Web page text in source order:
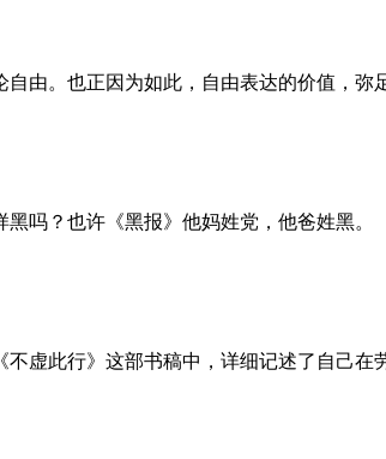
由。也正因为如此，自由表达的价值，
吗？也许《黑报》他妈姓党，他爸姓黑。
虚此行》这部书稿中，详细记述了自己